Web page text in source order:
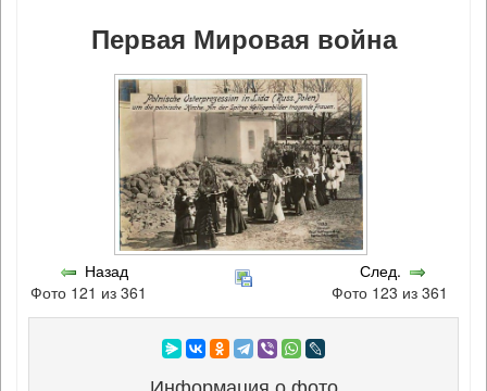
Первая Мировая война
Назад
Фото 121 из 361
След.
Фото 123 из 361